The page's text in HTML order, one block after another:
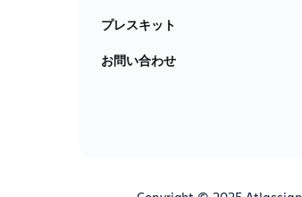
プレスキット
お問い合わせ